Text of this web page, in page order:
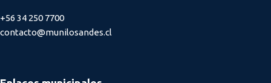
+56 34 250 7700
contacto@munilosandes.cl